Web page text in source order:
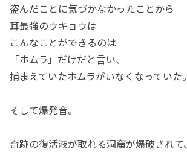
盗んだことに気づかなかったことから
耳最強のウキョウは
こんなことができるのは
「ホムラ」だけだと言い、
捕まえていたホムラがいなくなっていた。
そして爆発音。
奇跡の復活液が取れる洞窟が爆破されて、